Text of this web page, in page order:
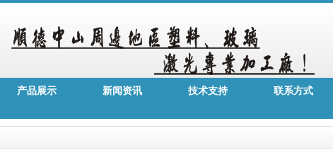
产品展示 新闻资讯 技术支持 联系方式